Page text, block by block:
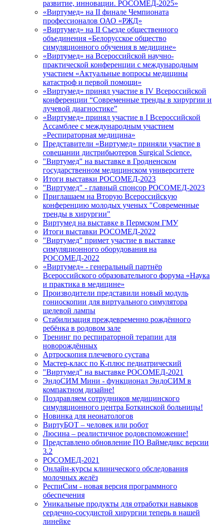
развитие, инновации. РОСОМЕД-2025»
«Виртумед» на II финале Чемпионата
профессионалов ОАО «РЖД»
«Виртумед» на II Съезде общественного
объединения «Белорусское общество
симуляционного обучения в медицине»
«Виртумед» на Всероссийской научно-
практической конференции с международным
участием «Актуальные вопросы медицины
катастроф и первой помощи»
«Виртумед» принял участие в IV Всероссийской
конференции “Современные тренды в хирургии и
лучевой диагностике”
«Виртумед» принял участие в І Всероссийской
Ассамблее с международным участием
«Респираторная медицина»
Представители «Виртумед» приняли участие в
совещании дистрибьютеров Surgical Science.
"Виртумед" на выставке в Гродненском
государственном медицинском университете
Итоги выставки РОСОМЕД-2023
"Виртумед" - главный спонсор РОСОМЕД-2023
Приглашаем на Вторую Всероссийскую
конференцию молодых ученых "Современные
тренды в хирургии"
Виртумед на выставке в Пермском ГМУ
Итоги выставки РОСОМЕД-2022
"Виртумед" примет участие в выставке
симуляционного оборудования на
РОСОМЕД-2022
«Виртумед» - генеральный партнёр
Всероссийского образовательного форума «Наука
и практика в медицине»
Производители представили новый модуль
гониоскопии для виртуального симулятора
щелевой лампы
Стабилизация преждевременно рождённого
ребёнка в родовом зале
Тренинг по респираторной терапии для
новорождённых
Артроскопия плечевого сустава
Мастер-класс по К-плюс педиатрический
"Виртумед" на выставке РОСОМЕД-2021
ЭндоСИМ Мини - функционал ЭндоСИМ в
компактном дизайне!
Поздравляем сотрудников медицинского
симуляционного центра Боткинской больницы!
Новинка для неонатологов
ВиртуБОТ – человек или робот
Люсина – реалистичное родовспоможение!
Представлено обновление ПО Ваймедикс версии
3.2
РОСОМЕД-2021
Онлайн-курсы клинического обследования
молочных желёз
РеспиСим - новая версия программного
обеспечения
Уникальные продукты для отработки навыков
сердечно-сосудистой хирургии теперь в нашей
линейке